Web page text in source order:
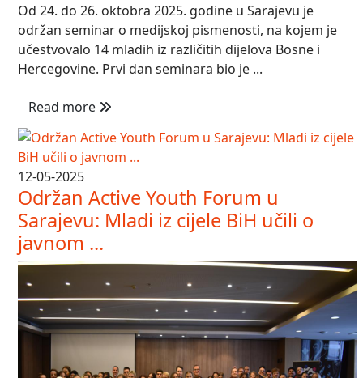
Od 24. do 26. oktobra 2025. godine u Sarajevu je
održan seminar o medijskoj pismenosti, na kojem je
učestvovalo 14 mladih iz različitih dijelova Bosne i
Hercegovine. Prvi dan seminara bio je ...
Read more
12-05-2025
Održan Active Youth Forum u
Sarajevu: Mladi iz cijele BiH učili o
javnom ...